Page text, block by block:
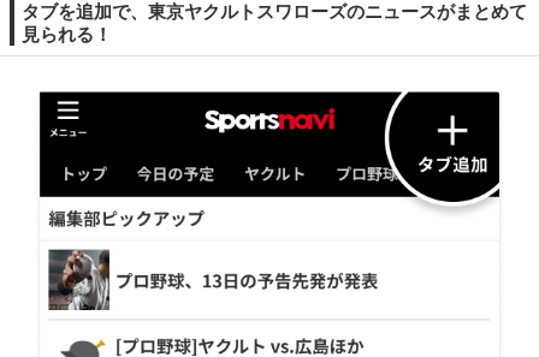
タブを追加で、東京ヤクルトスワローズのニュースがまとめて
見られる！